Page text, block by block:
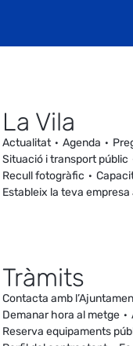
La Vila
Actualitat Agenda
Situació i transport públic
Recull fotogràfic
Estableix la teva empresa
Tràmits
Contacta amb
Demanar hora al metge
Reserva equipaments